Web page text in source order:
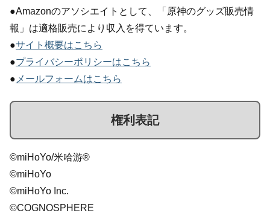
●Amazonのアソシエイトとして、「原神のグッズ販売情
報」は適格販売により収入を得ています。
●サイト概要はこちら
●プライバシーポリシーはこちら
● メールフォームはこちら
権利表記
©miHoYo/米哈游®
©miHoYo
©miHoYo Inc.
©COGNOSPHERE